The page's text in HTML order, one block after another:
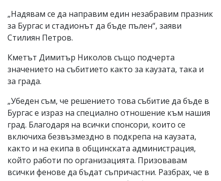
„Надявам се да направим един незабравим празник
за Бургас и стадионът да бъде пълен“, заяви
Стилиян Петров.
Кметът Димитър Николов също подчерта
значението на събитието както за каузата, така и
за града.
„Убеден съм, че решението това събитие да бъде в
Бургас е израз на специално отношение към нашия
град. Благодаря на всички спонсори, които се
включиха безвъзмездно в подкрепа на каузата,
както и на екипа в общинската администрация,
който работи по организацията. Призовавам
всички фенове да бъдат съпричастни. Разбрах, че в